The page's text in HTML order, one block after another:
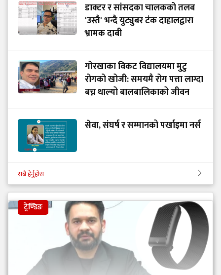
डाक्टर र सांसदका चालकको तलब
'उस्तै' भन्दै युट्युबर टंक दाहालद्वारा
भ्रामक दाबी
गोरखाका विकट विद्यालयमा मुटु
रोगको खोजी: समयमै रोग पत्ता लाग्दा
बच्न थाल्यो बालबालिकाको जीवन
सेवा, संघर्ष र सम्मानको पर्खाइमा नर्स
सबै हेर्नुहोस
ट्रेण्डिङ